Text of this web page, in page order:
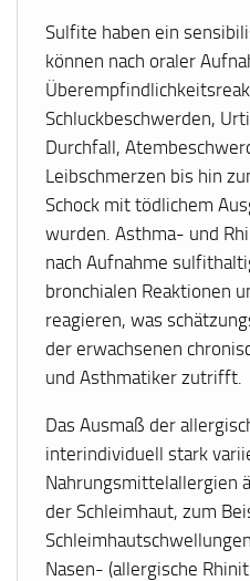
Sulfite haben ein
können nach oraler
Schluckbeschwerden,
Durchfall,
Leibschmerzen bis hin
Schock mit tödlichem
wurden. Asthma- und
nach Aufnahme
bronchialen Reaktionen
reagieren, was
der erwachsenen
und Asthmatiker zutrifft.
Das Ausmaß der
interindividuell stark
Nahrungsmittelallergien
der Schleimhaut, zum
Nasen- (allergische